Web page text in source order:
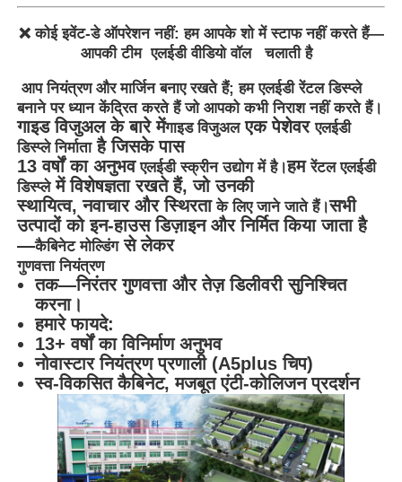
❌ कोई इवेंट-डे ऑपरेशन नहीं: हम आपके शो में स्टाफ नहीं करते हैं—
आपकी टीम एलईडी वीडियो वॉल चलाती है
आप नियंत्रण और मार्जिन बनाए रखते हैं; हम एलईडी रेंटल डिस्प्ले
बनाने पर ध्यान केंद्रित करते हैं जो आपको कभी निराश नहीं करते हैं।
गाइड विजुअल के बारे मेंगाइड विजुअलएक पेशेवरएलईडी
डिस्प्ले निर्माताहै जिसके पास
13 वर्षों का अनुभवएलईडी स्क्रीन उद्योग में है।हमरेंटल एलईडी
डिस्प्लेमें विशेषज्ञता रखते हैं, जो उनकी
स्थायित्व, नवाचार और स्थिरताके लिए जाने जाते हैं।सभी
उत्पादों को इन-हाउस डिज़ाइन और निर्मित किया जाता है
—कैबिनेट मोल्डिंगसे लेकर
गुणवत्ता नियंत्रण
तक—निरंतर गुणवत्ता और तेज़ डिलीवरी सुनिश्चित
करना।
हमारे फायदे:
13+ वर्षों का विनिर्माण अनुभव
नोवास्टार नियंत्रण प्रणाली (A5plus चिप)
स्व-विकसित कैबिनेट, मजबूत एंटी-कोलिजन प्रदर्शन